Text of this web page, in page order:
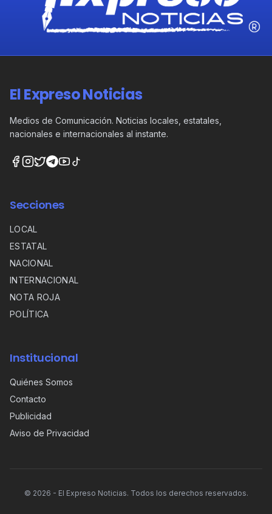
El Expreso Noticias
Medios de Comunicación. Noticias locales, estatales,
nacionales e internacionales al instante.
Secciones
LOCAL
ESTATAL
NACIONAL
INTERNACIONAL
NOTA ROJA
POLÍTICA
Institucional
Quiénes Somos
Contacto
Publicidad
Aviso de Privacidad
© 2026 - El Expreso Noticias. Todos los derechos reservados.